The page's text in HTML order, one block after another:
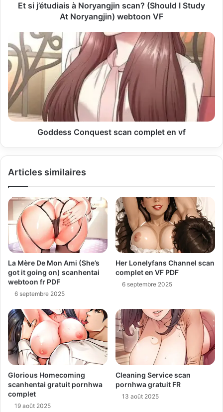
a
i
l
Et si j’étudiais à Noryangjin scan? (Should I Study
At Noryangjin) webtoon VF
Goddess Conquest scan complet en vf
Articles similaires
La Mère De Mon Ami (She’s
got it going on) scanhentai
webtoon fr PDF
6 septembre 2025
Her Lonelyfans Channel scan
complet en VF PDF
6 septembre 2025
Glorious Homecoming
scanhentai gratuit pornhwa
complet
19 août 2025
Cleaning Service scan
pornhwa gratuit FR
13 août 2025